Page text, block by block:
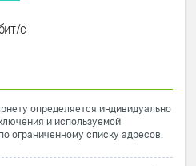
с
определяется индивидуально
и используемой
ограниченному списку адресов.